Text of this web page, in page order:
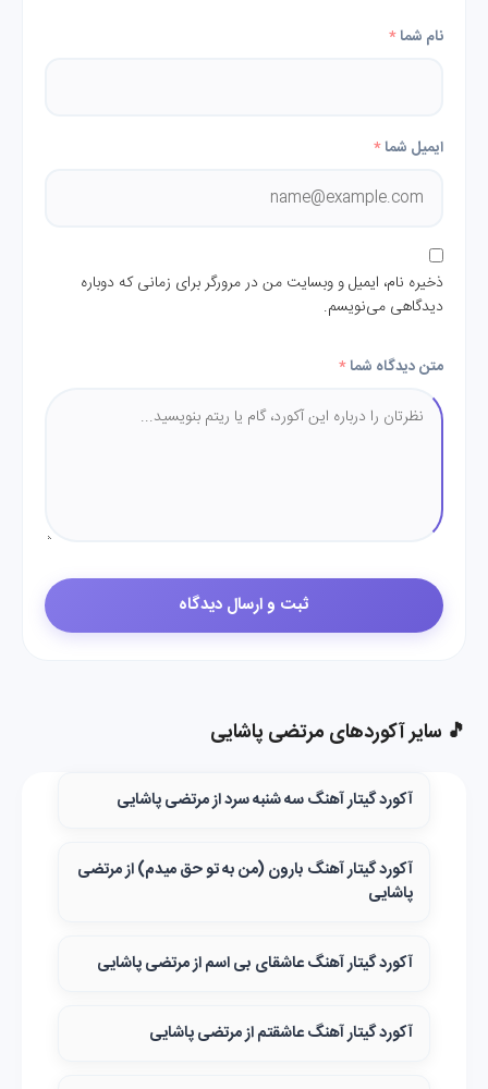
نام شما*
ایمیل شما*
ذخیره نام، ایمیل و وبسایت من در مرورگر برای زمانی که دوباره
دیدگاهی می‌نویسم.
متن دیدگاه شما*
🎵 سایر آکوردهای مرتضی پاشایی
آکورد گیتار آهنگ سه ‌شنبه‌ سرد از مرتضی پاشایی
آکورد گیتار آهنگ بارون (من به تو حق میدم) از مرتضی
پاشایی
آکورد گیتار آهنگ عاشقای بی اسم از مرتضی پاشایی
آکورد گیتار آهنگ عاشقتم از مرتضی پاشایی